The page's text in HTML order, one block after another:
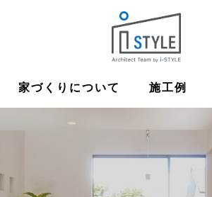
家づくりについて 施工例